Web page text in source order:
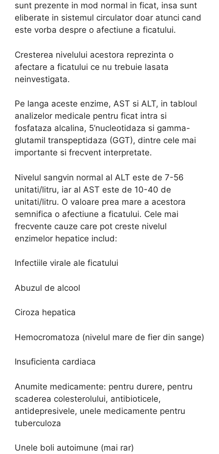
sunt prezente in mod normal in ficat, insa sunt
eliberate in sistemul circulator doar atunci cand
este vorba despre o afectiune a ficatului.
Cresterea nivelului acestora reprezinta o
afectare a ficatului ce nu trebuie lasata
neinvestigata.
Pe langa aceste enzime, AST si ALT, in tabloul
analizelor medicale pentru ficat intra si
fosfataza alcalina, 5’nucleotidaza si gamma-
glutamil transpeptidaza (GGT), dintre cele mai
importante si frecvent interpretate.
Nivelul sangvin normal al ALT este de 7-56
unitati/litru, iar al AST este de 10-40 de
unitati/litru. O valoare prea mare a acestora
semnifica o afectiune a ficatului. Cele mai
frecvente cauze care pot creste nivelul
enzimelor hepatice includ:
Infectiile virale ale ficatului
Abuzul de alcool
Ciroza hepatica
Hemocromatoza (nivelul mare de fier din sange)
Insuficienta cardiaca
Anumite medicamente: pentru durere, pentru
scaderea colesterolului, antibioticele,
antidepresivele, unele medicamente pentru
tuberculoza
Unele boli autoimune (mai rar)